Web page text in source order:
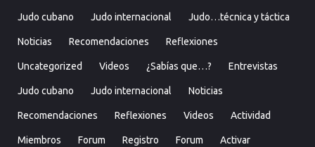
Judo cubano Judo internacional Judo…técnica y táctica
Noticias Recomendaciones Reflexiones
Uncategorized Videos ¿Sabías que…? Entrevistas
Judo cubano Judo internacional Noticias
Recomendaciones Reflexiones Videos Actividad
Miembros Forum Registro Forum Activar